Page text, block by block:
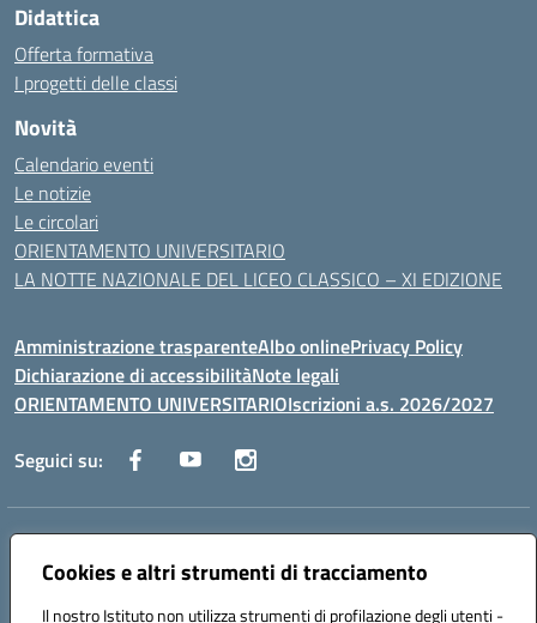
Cookies e altri strumenti di tracciamento
Il nostro Istituto non utilizza strumenti di profilazione degli utenti -
Didattica
Offerta formativa
I progetti delle classi
Novità
Calendario eventi
Le notizie
Le circolari
ORIENTAMENTO UNIVERSITARIO
LA NOTTE NAZIONALE DEL LICEO CLASSICO – XI EDIZIONE
Amministrazione trasparenteAlbo onlinePrivacy Policy
Dichiarazione di accessibilitàNote legali
ORIENTAMENTO UNIVERSITARIOIscrizioni a.s. 2026/2027
Seguici su:
Indirizzo:
Centralino:0882 331218 Email:fgps210002@istruzione.it